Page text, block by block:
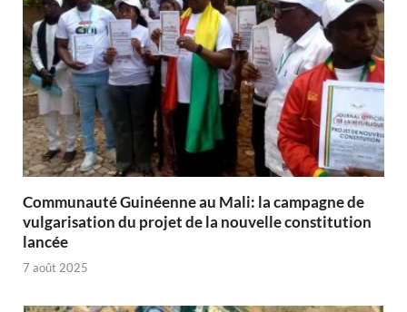
Communauté Guinéenne au Mali: la campagne de
vulgarisation du projet de la nouvelle constitution
lancée
7 août 2025